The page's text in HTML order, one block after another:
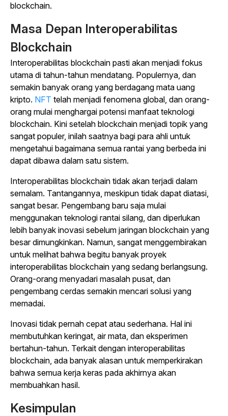
blockchain.
Masa Depan Interoperabilitas
Blockchain
Interoperabilitas blockchain pasti akan menjadi fokus
utama di tahun-tahun mendatang. Populernya, dan
semakin banyak orang yang berdagang mata uang
kripto. NFT telah menjadi fenomena global, dan orang-
orang mulai menghargai potensi manfaat teknologi
blockchain. Kini setelah blockchain menjadi topik yang
sangat populer, inilah saatnya bagi para ahli untuk
mengetahui bagaimana semua rantai yang berbeda ini
dapat dibawa dalam satu sistem.
Interoperabilitas blockchain tidak akan terjadi dalam
semalam. Tantangannya, meskipun tidak dapat diatasi,
sangat besar. Pengembang baru saja mulai
menggunakan teknologi rantai silang, dan diperlukan
lebih banyak inovasi sebelum jaringan blockchain yang
besar dimungkinkan. Namun, sangat menggembirakan
untuk melihat bahwa begitu banyak proyek
interoperabilitas blockchain yang sedang berlangsung.
Orang-orang menyadari masalah pusat, dan
pengembang cerdas semakin mencari solusi yang
memadai.
Inovasi tidak pernah cepat atau sederhana. Hal ini
membutuhkan keringat, air mata, dan eksperimen
bertahun-tahun. Terkait dengan interoperabilitas
blockchain, ada banyak alasan untuk memperkirakan
bahwa semua kerja keras pada akhirnya akan
membuahkan hasil.
Kesimpulan